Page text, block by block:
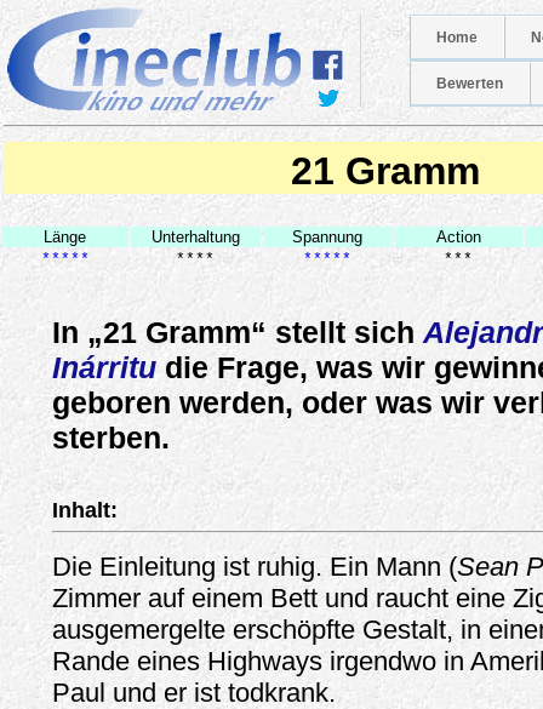
Home
Bewerten
21 Gramm
Länge Unterhaltung Spannung
Action
*****
**** ***** ***
In „21 Gramm“ stellt sich
Inárritu die Frage, was wir
geboren werden, oder was wir
sterben.
Inhalt:
Die Einleitung ist ruhig. Ein Mann (Sean
Zimmer auf einem Bett und raucht eine
ausgemergelte erschöpfte Gestalt, in
Rande eines Highways irgendwo in
Paul und er ist todkrank.